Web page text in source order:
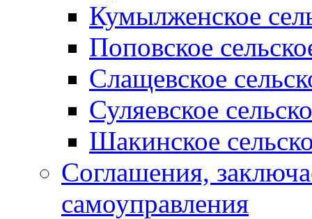
Кумылженское
Поповское
Слащевское
Суляевское
Шакинское
Соглашения,
самоуправления